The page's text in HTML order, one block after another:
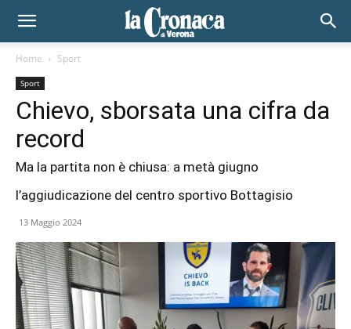
Home Sport
Sport
Chievo, sborsata una cifra da
record
Ma la partita non è chiusa: a metà giugno
l’aggiudicazione del centro sportivo Bottagisio
13 Maggio 2024